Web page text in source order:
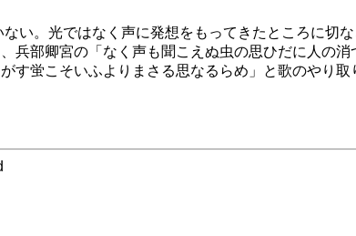
い。光ではなく声に発想をもってきたところに切
兵部卿宮の「なく声も聞こえぬ虫の思ひだに人の消
す蛍こそいふよりまさる思なるらめ」と歌のやり